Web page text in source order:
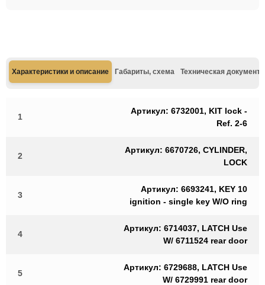
Характеристики и описание Габариты, схема Техническая
1
Артикул: 6732001, KIT lock -
Ref. 2-6
2
Артикул: 6670726, CYLINDER,
LOCK
3
Артикул: 6693241, KEY 10
ignition - single key W/O ring
4
Артикул: 6714037, LATCH Use
W/ 6711524 rear door
5
Артикул: 6729688, LATCH Use
W/ 6729991 rear door